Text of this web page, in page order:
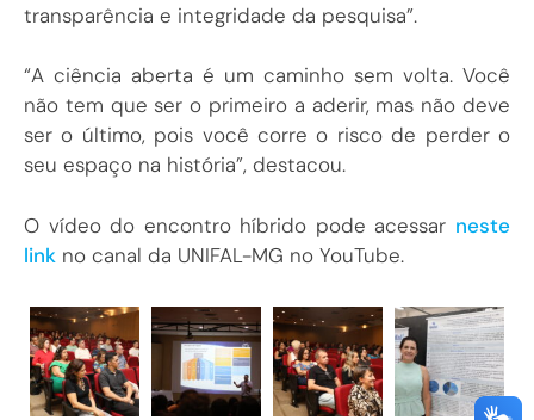
transparência e integridade da pesquisa”.
“A ciência aberta é um caminho sem volta. Você
não tem que ser o primeiro a aderir, mas não deve
ser o último, pois você corre o risco de perder o
seu espaço na história”, destacou.
O vídeo do encontro híbrido pode acessar neste
link no canal da UNIFAL-MG no YouTube.